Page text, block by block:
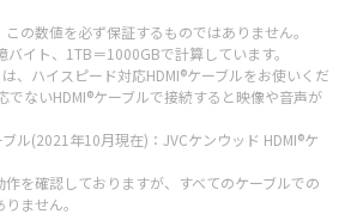
の数値を必ず保証するものではありません。
イト、1TB＝1000GBで計算しています。
、ハイスピード対応HDMI®ケーブルをお使いくだ
でないHDMI®ケーブルで接続すると映像や音声が
ル(2021年10月現在)：JVCケンウッド HDMI®ケ
を確認しておりますが、すべてのケーブルでの
ません。